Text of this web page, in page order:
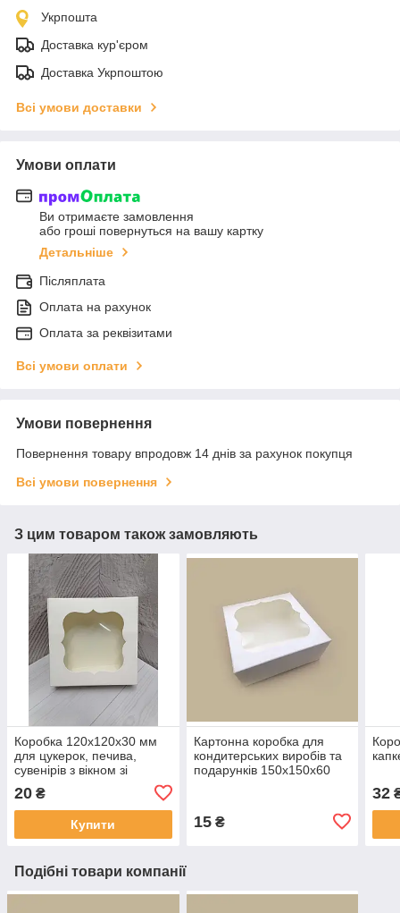
Укрпошта
Доставка кур'єром
Доставка Укрпоштою
Всі умови доставки
Умови оплати
Ви отримаєте замовлення
або гроші повернуться на вашу картку
Детальніше
Післяплата
Оплата на рахунок
Оплата за реквізитами
Всі умови оплати
Умови повернення
Повернення товару впродовж 14 днів за рахунок покупця
Всі умови повернення
З цим товаром також замовляють
Коробка 120х120х30 мм
для цукерок, печива,
сувенірів з вікном зі
20 ₴
Купити
Картонна коробка для
кондитерських виробів та
подарунків 150х150х60
15₴
32
Подібні товари компанії